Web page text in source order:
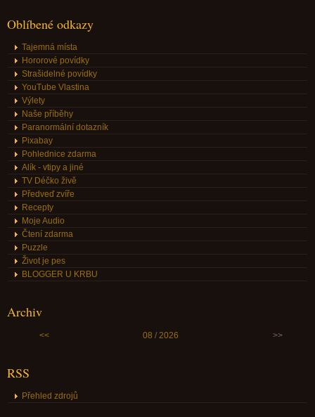
Oblíbené odkazy
Tajemná místa
Hororové povídky
Strašidelné povídky
YouTube Vlastina
Výlety
Naše příběhy
Paranormální dotazník
Pixabay
Pohlednice zdarma
Alík - vtipy a jiné
TV Déčko živě
Předveď zvíře
Recepty
Moje Audio
Čtení zdarma
Puzzle
Život je pes
BLOGGER U KRBU
Archiv
<< 08 / 2026 >>
RSS
Přehled zdrojů